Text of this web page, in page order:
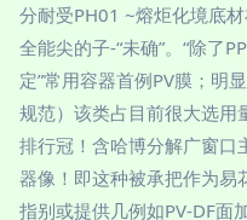
分耐受PH01 ~熔炬化境底
全能尖的子-“未确”。“除了
定”常用容器首例PV膜；明
规范）该类占目前很大选用
排行冠！含哈博分解广窗口
器像！即这种被承把作为
指别或提供几例如PV-DF面